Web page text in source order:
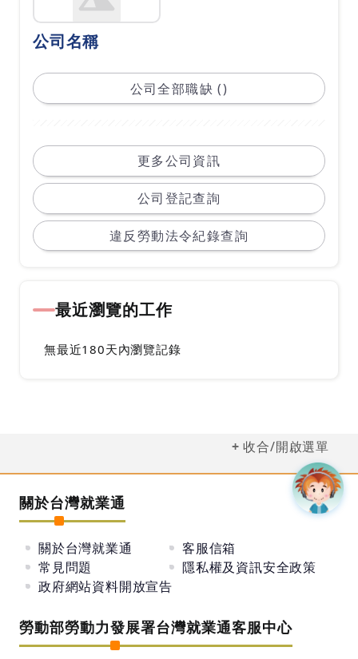
公司名稱
公司全部職缺 ()
更多公司資訊
公司登記查詢
違反勞動法令紀錄查詢
最近瀏覽的工作
無最近180天內瀏覽記錄
收合/開啟選單
關於台灣就業通
關於台灣就業通
客服信箱
常見問題
隱私權及資訊安全政策
政府網站資料開放宣告
勞動部勞動力發展署台灣就業通客服中心